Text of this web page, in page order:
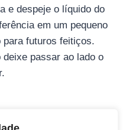
e despeje o líquido do
em um pequeno
para futuros feitiços.
passar ao lado o